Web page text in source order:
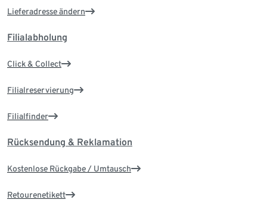
Lieferadresse ändern
Filialabholung
Click & Collect
Filialreservierung
Filialfinder
Rücksendung & Reklamation
Kostenlose Rückgabe / Umtausch
Retourenetikett